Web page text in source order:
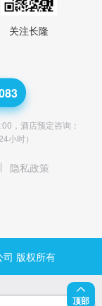
关注长隆
，酒店预定咨询：
小时）
隐私政策
版权所有
顶部